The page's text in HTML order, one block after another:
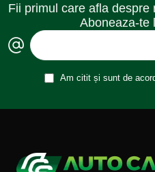
Fii primul care afla
Aboneaza-te
Am citit și sunt de